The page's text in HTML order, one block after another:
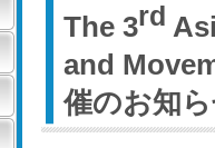
The 3rd
and
催のお知